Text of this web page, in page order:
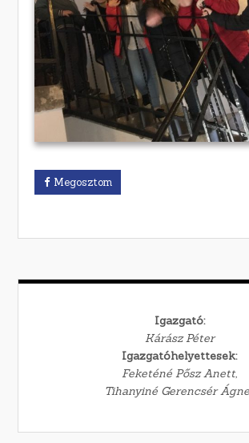
Megosztom
Igazgató:
Kárász Péter
Igazgatóhelyettesek:
Feketéné Pősz Anett,
Tihanyiné Gerencsér